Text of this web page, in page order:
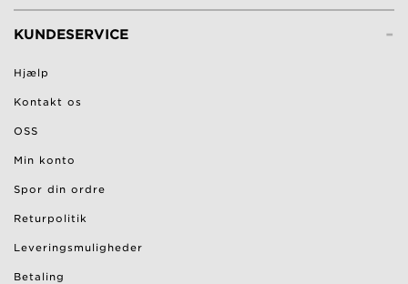
-
KUNDESERVICE
Hjælp
Kontakt os
OSS
Min konto
Spor din ordre
Returpolitik
Leveringsmuligheder
Betaling